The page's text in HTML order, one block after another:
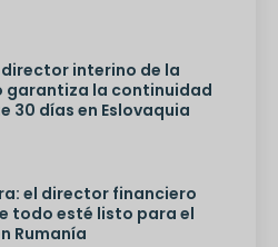
interino de la
garantiza la continuidad
30 días en Eslovaquia
el director financiero
todo esté listo para el
Rumanía